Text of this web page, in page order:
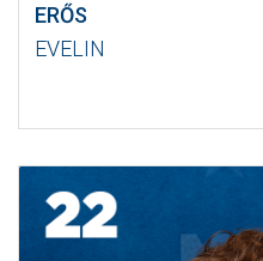
ERŐS
EVELIN